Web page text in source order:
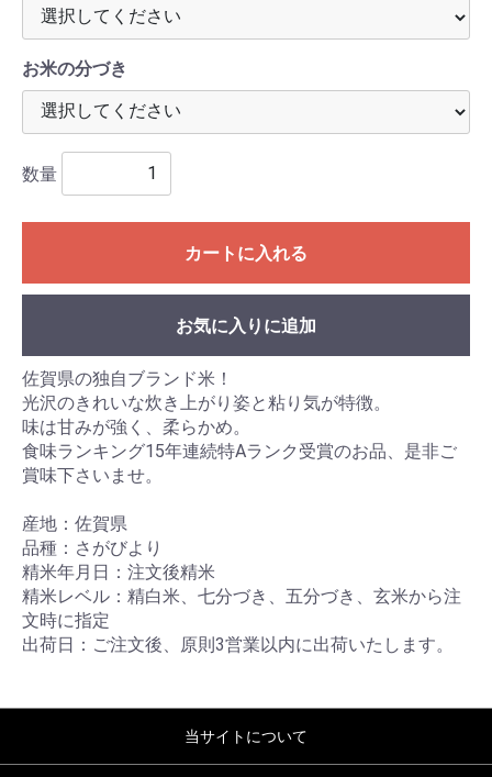
お米の分づき
数量
カートに入れる
お気に入りに追加
佐賀県の独自ブランド米！
光沢のきれいな炊き上がり姿と粘り気が特徴。
味は甘みが強く、柔らかめ。
食味ランキング15年連続特Aランク受賞のお品、是非ご
賞味下さいませ。
産地：佐賀県
品種：さがびより
精米年月日：注文後精米
精米レベル：精白米、七分づき、五分づき、玄米から注
文時に指定
出荷日：ご注文後、原則3営業以内に出荷いたします。
当サイトについて